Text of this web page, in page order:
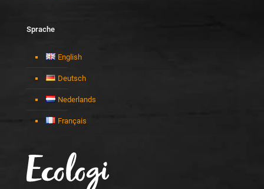
Sprache
English
Deutsch
Nederlands
Français